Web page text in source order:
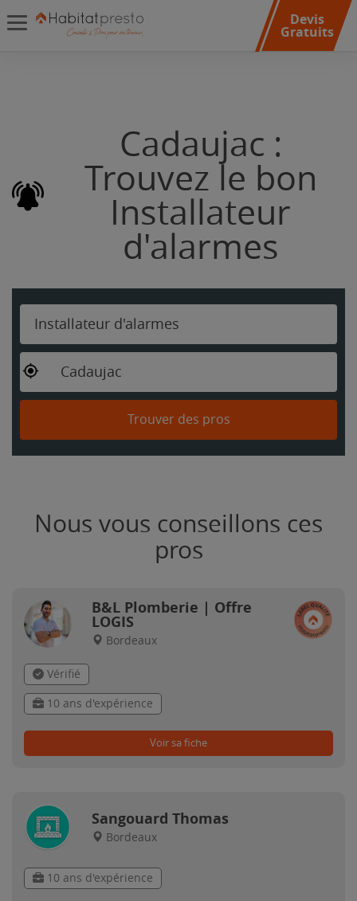
Devis
Gratuits
Cadaujac :
Trouvez le bon
Installateur
d'alarmes
Installateur d'alarmes
Cadaujac
Trouver des pros
Nous vous conseillons ces
pros
B&L Plomberie | Offre
LOGIS
Bordeaux
Vérifié
10 ans d'expérience
Voir sa fiche
Sangouard Thomas
Bordeaux
10 ans d'expérience